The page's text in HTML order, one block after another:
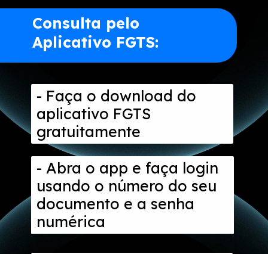
Consulta pelo
Aplicativo FGTS:
- Faça o download do
aplicativo FGTS
gratuitamente
- Abra o app e faça login
usando o número do seu
documento e a senha
numérica